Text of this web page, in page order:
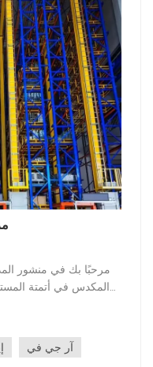
مرحبًا بك في منشور
المكدس في أتمتة
التوزيع. في هذه
سبب كونها
آر جي في